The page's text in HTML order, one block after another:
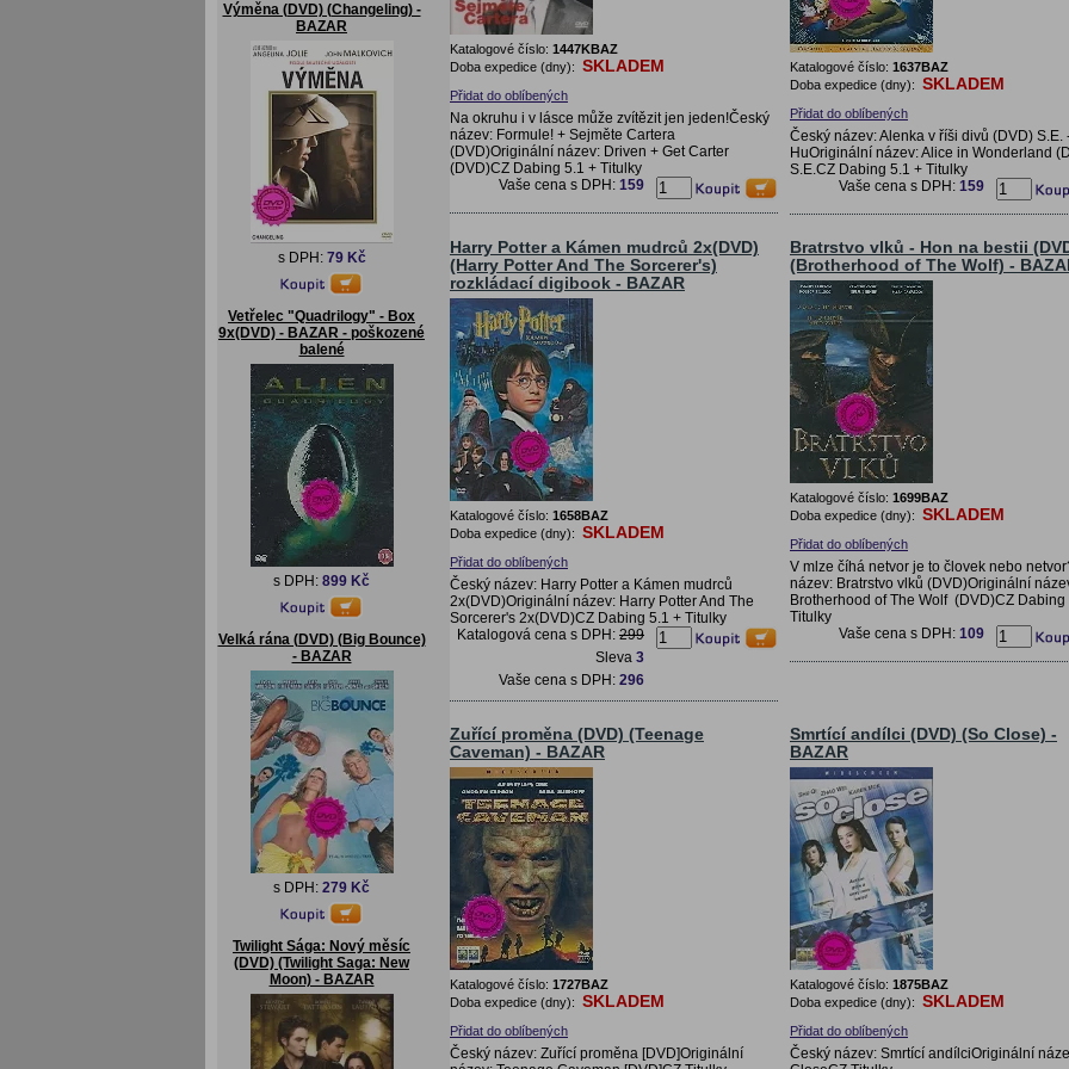
Výměna (DVD) (Changeling) -
BAZAR
s DPH: 79 Kč
Vetřelec "Quadrilogy" - Box
9x(DVD) - BAZAR - poškozené
balené
s DPH: 899 Kč
Velká rána (DVD) (Big Bounce)
- BAZAR
s DPH: 279 Kč
Twilight Sága: Nový měsíc
(DVD) (Twilight Saga: New
Moon) - BAZAR
Katalogové číslo: 1447KBAZ
Doba expedice (dny): SKLADEM
Přidat do oblíbených
Na okruhu i v lásce může zvítězit jen jeden!Český
název: Formule! + Sejměte Cartera
(DVD)Originální název: Driven + Get Carter
(DVD)CZ Dabing 5.1 + Titulky
Vaše cena s DPH: 159
Katalogové číslo: 1637BAZ
Doba expedice (dny): SKLADEM
Přidat do oblíbených
Český název: Alenka v říši divů (DVD) S.E.
HuOriginální název: Alice in Wonderland
S.E.CZ Dabing 5.1 + Titulky
Vaše cena s DPH: 159
Harry Potter a Kámen mudrců 2x(DVD)
(Harry Potter And The Sorcerer's)
rozkládací digibook - BAZAR
Katalogové číslo: 1658BAZ
Doba expedice (dny): SKLADEM
Přidat do oblíbených
Český název: Harry Potter a Kámen mudrců
2x(DVD)Originální název: Harry Potter And The
Sorcerer's 2x(DVD)CZ Dabing 5.1 + Titulky
Katalogová cena s DPH: 299
Sleva 3
Vaše cena s DPH: 296
Bratrstvo vlků - Hon na bestii
(Brotherhood of The Wolf) -
Katalogové číslo: 1699BAZ
Doba expedice (dny): SKLADEM
Přidat do oblíbených
V mlze číhá netvor je to človek nebo
název: Bratrstvo vlků (DVD)Originální
Brotherhood of The Wolf (DVD)CZ Dabing
Titulky
Vaše cena s DPH: 109
Zuřící proměna (DVD) (Teenage
Caveman) - BAZAR
Katalogové číslo: 1727BAZ
Doba expedice (dny): SKLADEM
Přidat do oblíbených
Český název: Zuřící proměna [DVD]Originální
Smrtící andílci (DVD) (So Close) -
BAZAR
Katalogové číslo: 1875BAZ
Doba expedice (dny): SKLADEM
Přidat do oblíbených
Český název: Smrtící andílciOriginální